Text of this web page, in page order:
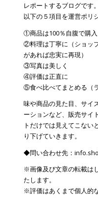
レポートするブログです。
以下の５項目を運営ポリ
①商品は100％自腹で購入
②料理は丁寧に（ショッ
があれば忠実に再現）
③写真は美しく
④評価は正直に
⑤食べ比べてまとめる（
味や商品の見た目、サイ
ーションなど、販売サイ
トだけでは見えてこない
り下げていきます。
◆問い合わせ先：
※画像及び文章の転載は
たします。
※評価はあくまで個人的